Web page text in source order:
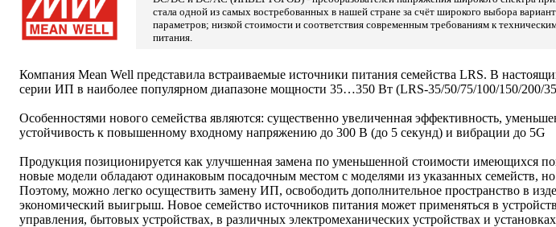
стала одной из самых востребованных в нашей стране за счёт широкого выбора
параметров; низкой стоимости и соответствия современным требованиям к
питания.
Компания Mean Well представила встраиваемые источники питания семейства LRS. В
серии ИП в наиболее популярном диапазоне мощности 35…350 Вт (LRS-35/50/75/100/150/200/
Особенностями нового семейства являются: существенно увеличенная эффективность,
устойчивость к повышенному входному напряжению до 300 В (до 5 секунд) и вибрации до 5G
Продукция позиционируется как улучшенная замена по уменьшенной стоимости имеющихся
новые модели обладают одинаковым посадочным местом с моделями из указанных семейств,
Поэтому, можно легко осуществить замену ИП, освободить дополнительное пространство в
экономический выигрыш. Новое семейство источников питания может применяться в
управления, бытовых устройствах, в различных электромеханических устройствах и